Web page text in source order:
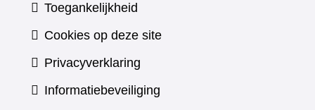
Toegankelijkheid
Cookies op deze site
Privacyverklaring
Informatiebeveiliging